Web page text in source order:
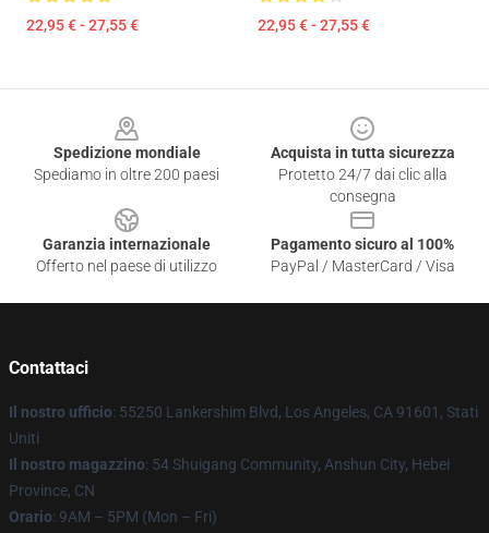
22,95 € - 27,55 € 22,95 € - 27,55 €
Spedizione mondiale
Spediamo in oltre 200 paesi
Acquista in tutta sicurezza
Protetto 24/7 dai clic alla
consegna
Garanzia internazionale
Offerto nel paese di utilizzo
Pagamento sicuro al 100%
PayPal / MasterCard / Visa
Contattaci
Il nostro ufficio: 55250 Lankershim Blvd, Los Angeles, CA 91601, Stati
Uniti
Il nostro magazzino: 54 Shuigang Community, Anshun City, Hebei
Province, CN
Orario: 9AM – 5PM (Mon – Fri)